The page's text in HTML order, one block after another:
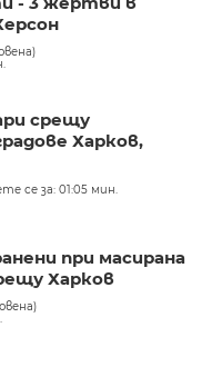
срещу
Харков,
се за: 01:05 мин.
при масирана
Харков